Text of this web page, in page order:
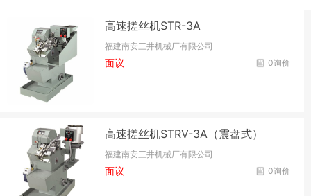
高速搓丝机STR-3A
福建南安三井机械厂有限公司
0询价
面议
高速搓丝机STRV-3A（震盘式）
福建南安三井机械厂有限公司
0询价
面议